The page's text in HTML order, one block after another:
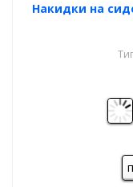
Накидки на